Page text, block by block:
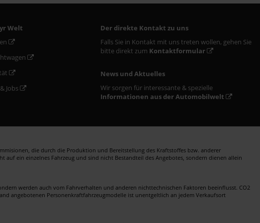
Welt
Jobs
Der direkte Kontakt zu uns
Falls Sie in Kontakt mit uns treten wollen, gehen Sie
bitte direkt zum Kontaktformular
News und Aktuelles
Wir sorgen für interessante & spezielle
Informationen aus der Automobilwelt
die durch die Produktion und Bereitstellung des Kraftstoffes bzw. anderer
auf ein einzelnes Fahrzeug und sind nicht Bestandteil des Angebotes, sondern dienen allein
werden auch vom Fahrverhalten und anderen nichttechnischen Faktoren beeinflusst. CO2
angebotenen Personenkraftfahrzeugmodelle ist unentgeltlich an jedem Verkaufsort